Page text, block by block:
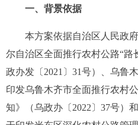
一、背景依据
本方案依据自治区人民政
尔自治区全面推行农村公路“路
政办发〔2021〕31号）、乌鲁
印发乌鲁木齐市全面推行农村
知》（乌政办〔2022〕37号）